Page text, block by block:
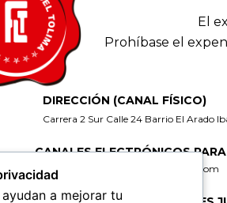
El
Prohíbase el
DIRECCIÓN (CANAL FÍSICO)
Carrera 2 Sur Calle 24 Barrio El Arado
CANALES ELECTRÓNICOS
gerencia@fabricadelicoresdeltolima.com
a mejorar tu